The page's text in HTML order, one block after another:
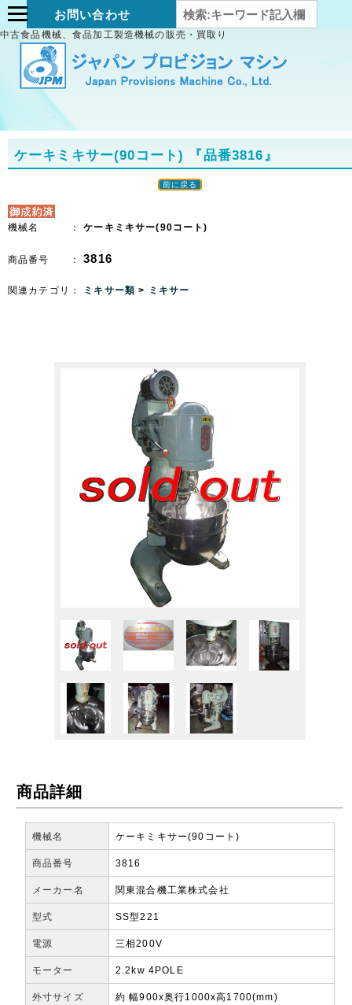
お問い合わせ
中古食品機械、食品加工製造機械の販売・買取り
ケーキミキサー(90コート) 『品番3816』
前に戻る
機械名 ：ケーキミキサー(90コート)
商品番号 ：3816
関連カテゴリ： ミキサー類> ミキサー
商品詳細
機械名 ケーキミキサー(90コート)
商品番号 3816
メーカー名 関東混合機工業株式会社
型式 SS型221
電源 三相200V
モーター 2.2kw 4POLE
外寸サイズ 約 幅900x奥行1000x高1700(mm)